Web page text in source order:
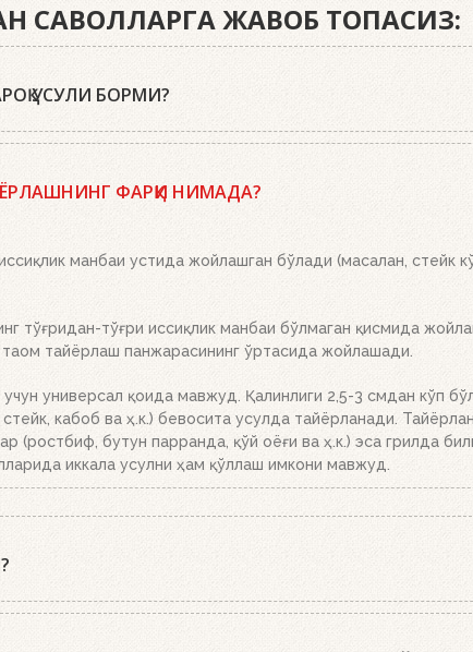
САВОЛЛАРГА ЖАВОБ ТОПАСИЗ:
УСУЛИ БОРМИ?
тўлдиринг, кўмир панжараси устига икки-учта ўт
ФАРҚИ НИМАДА?
манбаи устида жойлашган бўлади (масалан, стейк
тўғридан-тўғри иссиқлик манбаи бўлмаган қисмида
тайёрлаш панжарасининг ўртасида жойлашади.
универсал қоида мавжуд. Қалинлиги 2,5-3 смдан кўп
кабоб ва ҳ.к.) бевосита усулда тайёрланади.
(ростбиф, бутун парранда, қўй оёғи ва ҳ.к.) эса грилда
иккала усулни ҳам қўллаш имкони мавжуд.